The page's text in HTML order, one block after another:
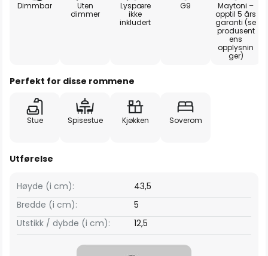
Dimmbar
Uten
dimmer
Lyspære
ikke
inkludert
G9
Maytoni –
opptil 5 års
garanti (se
produsent
ens
opplysnin
ger)
Perfekt for disse rommene
Stue Spisestue Kjøkken Soverom
Utførelse
Bredde (i cm): 5
Høyde (i cm): 43,5
Utstikk / dybde (i cm): 12,5